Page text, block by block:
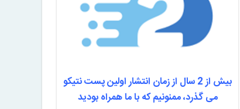
بیش از 2 سال از زمان انتشار اولین پست نتیکو
می گذرد، ممنونیم که با ما همراه بودید